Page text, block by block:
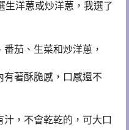
生洋葸或炒洋葸，我選了
茄、生菜和炒洋蔥，
有著酥脆感，口感還不
，不會乾乾的，可大口